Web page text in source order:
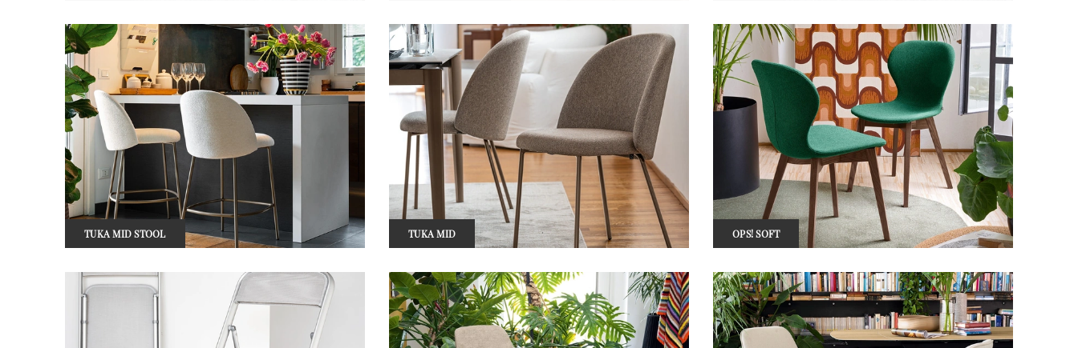
TUKA MID STOOL TUKA MID OPS! SOFT